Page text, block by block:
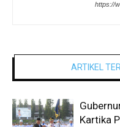
https://
ARTIKEL
Kartika